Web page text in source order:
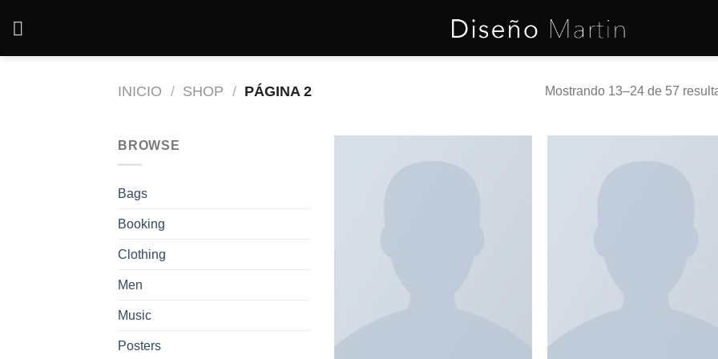
INICIO / SHOP / PÁGINA 2 Mostrando 13–24 de 57
BROWSE
Bags
Booking
Clothing
Men
Music
Posters